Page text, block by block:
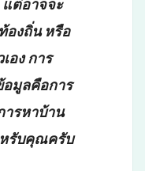
ต่อาจจะ
องถิ่น หรือ
อง การ
อมูลคือการ
รหาบ้าน
รับคุณครับ